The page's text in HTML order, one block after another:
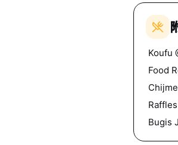
Koufu
Food
Bugis